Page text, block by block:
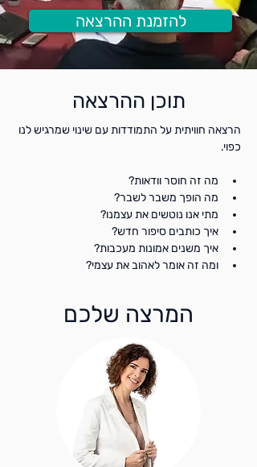
להזמנת ההרצאה
תוכן ההרצאה
הרצאה חוויתית על התמודדות עם שינוי שמרגיש לנו
כפוי.
מה זה חוסר וודאות?
מה הופך משבר לשבר?
מתי אנו נוטשים את עצמנו?
איך כותבים סיפור חדש?
איך משנים אמונות מעכבות?
ומה זה אומר לאהוב את עצמי?
המרצה שלכם